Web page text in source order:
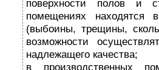
поверхности полов и
помещениях находятся
(выбоины, трещины,
возможности
надлежащего качества;
в производственных